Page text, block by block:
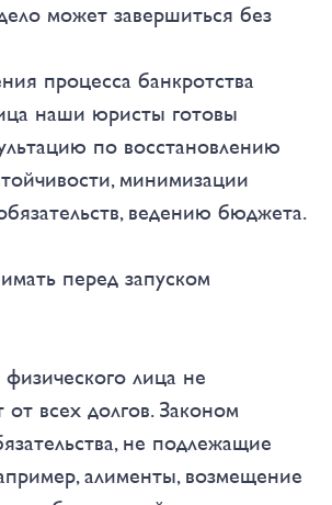
может завершиться без
процесса банкротства
наши юристы готовы
по восстановлению
минимизации
ведению бюджета.
перед запуском
физического лица не
от всех долгов. Законом
не подлежащие
алименты, возмещение